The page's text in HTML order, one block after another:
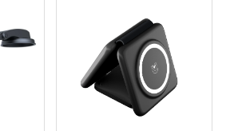
COPY - q0ul3j